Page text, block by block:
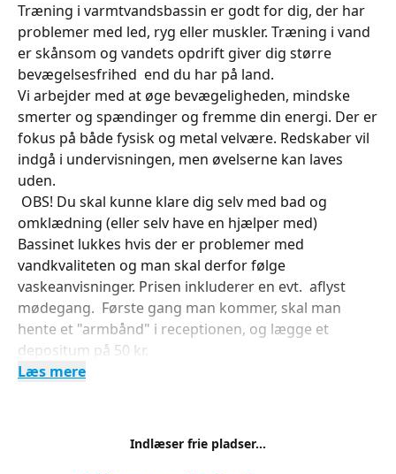
Træning i varmtvandsbassin er godt for dig, der har
problemer med led, ryg eller muskler. Træning i vand
er skånsom og vandets opdrift giver dig større
bevægelsesfrihed end du har på land.
Vi arbejder med at øge bevægeligheden, mindske
smerter og spændinger og fremme din energi. Der er
fokus på både fysisk og metal velvære. Redskaber vil
indgå i undervisningen, men øvelserne kan laves
uden.
OBS! Du skal kunne klare dig selv med bad og
omklædning (eller selv have en hjælper med)
Bassinet lukkes hvis der er problemer med
vandkvaliteten og man skal derfor følge
vaskeanvisninger. Prisen inkluderer en evt. aflyst
mødegang. Første gang man kommer, skal man
hente et "armbånd" i receptionen, og lægge et
depositum på 50 kr.
Læs mere
Indlæser frie pladser...